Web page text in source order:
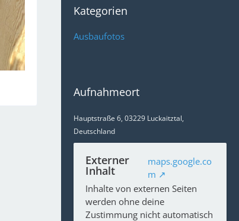
Kategorien
Ausbaufotos
Aufnahmeort
Hauptstraße 6, 03229 Luckaitztal,
Deutschland
Externer
Inhalt
maps.google.co
m
Inhalte von externen Seiten
werden ohne deine
Zustimmung nicht automatisch